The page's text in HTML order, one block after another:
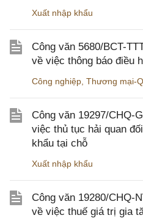
Xuất nhập khẩu
Công văn 5680/BCT-
về việc thông báo điều
Công nghiệp Thương mại-
Công văn 19297/CHQ-
việc thủ tục hải quan
khẩu tại chỗ
Xuất nhập khẩu
Công văn 19280/CHQ-
về việc thuế giá trị gia